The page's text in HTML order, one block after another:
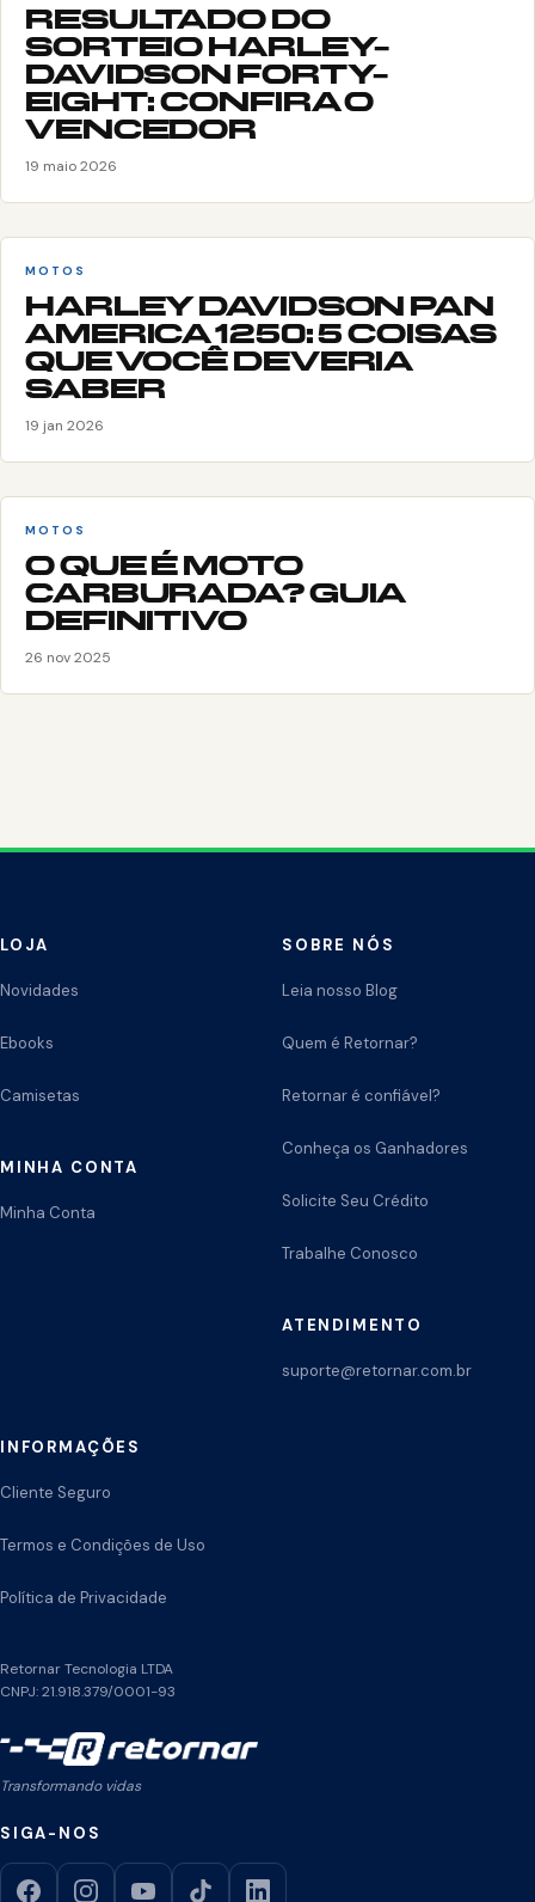
RESULTADO DO
SORTEIO HARLEY-
DAVIDSON FORTY-
EIGHT: CONFIRA O
VENCEDOR
19 maio 2026
MOTOS
HARLEY DAVIDSON PAN
AMERICA 1250: 5 COISAS
QUE VOCÊ DEVERIA
SABER
19 jan 2026
MOTOS
O QUE É MOTO
CARBURADA? GUIA
DEFINITIVO
26 nov 2025
LOJA
Novidades
Ebooks
Camisetas
MINHA CONTA
Minha Conta
SOBRE NÓS
Leia nosso Blog
Quem é Retornar?
Retornar é confiável?
Conheça os Ganhadores
Solicite Seu Crédito
Trabalhe Conosco
ATENDIMENTO
suporte@retornar.com.br
INFORMAÇÕES
Cliente Seguro
Termos e Condições de Uso
Política de Privacidade
Retornar Tecnologia LTDA
CNPJ: 21.918.379/0001-93
Transformando vidas
SIGA-NOS